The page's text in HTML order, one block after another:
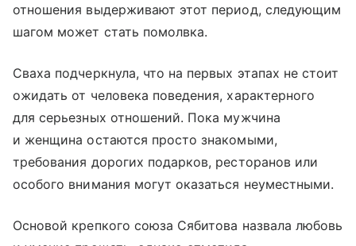
отношения выдерживают этот период, следующим
шагом может стать помолвка.
Сваха подчеркнула, что на первых этапах не стоит
ожидать от человека поведения, характерного
для серьезных отношений. Пока мужчина
и женщина остаются просто знакомыми,
требования дорогих подарков, ресторанов или
особого внимания могут оказаться неуместными.
Основой крепкого союза Сябитова назвала любовь